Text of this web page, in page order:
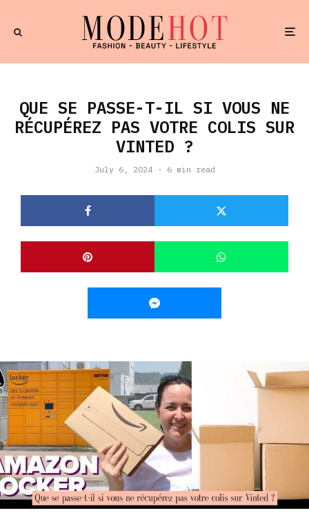
QUE SE PASSE-T-IL SI VOUS NE
RÉCUPÉREZ PAS VOTRE COLIS SUR
VINTED ?
July 6, 2024 · 6 min read